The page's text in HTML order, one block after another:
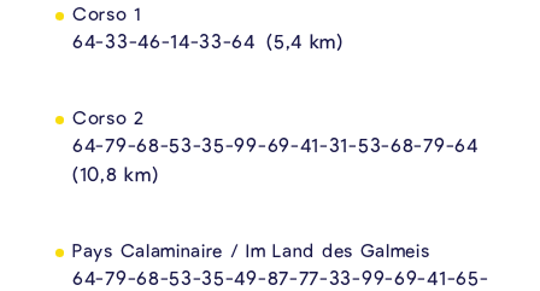
Corso 1
64-33-46-14-33-64 (5,4 km)
Corso 2
64-79-68-53-35-99-69-41-31-53-68-79-64
(10,8 km)
Pays Calaminaire / Im Land des Galmeis
64-79-68-53-35-49-87-77-33-99-69-41-65-